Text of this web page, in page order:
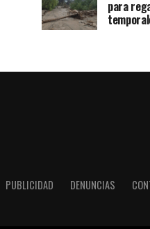
para
PUBLICIDAD DENUNCIAS